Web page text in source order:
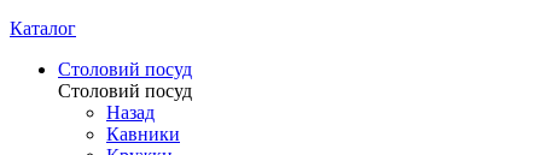
Каталог
Столовий посуд
Столовий посуд
Назад
Кавники